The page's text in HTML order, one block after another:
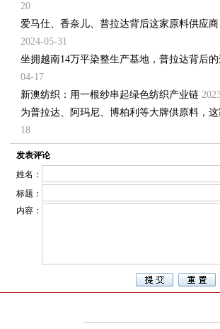
20
爱马仕、香奈儿、普拉达背后这家原料供应
2024-05-31
坐拥越南14万平染整生产基地，普拉达背后
04-17
新澳纺织：用一根纱串起绿色纺织产业链
为普拉达、阿玛尼、博柏利等大牌供原料，
18
发表评论
姓名：
标题：
内容：